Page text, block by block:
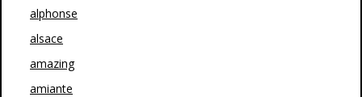
alphonse
alsace
amazing
amiante